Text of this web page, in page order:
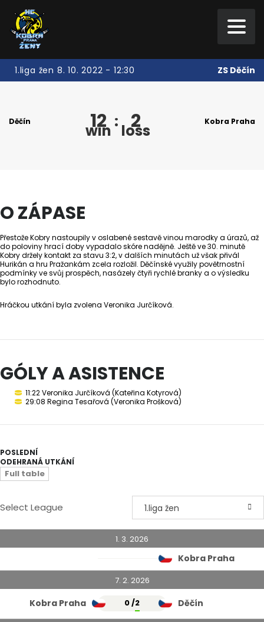
1.liga žen 8. 10. 2022 - 12:30 ZS Děčín
Děčín 12
win : 2
loss Kobra Praha
O ZÁPASE
Přestože Kobry nastoupily v oslabené sestavě vinou marodky a úrazů, až
do poloviny hrací doby vypadalo skóre nadějně. Ještě ve 30. minutě
Kobry držely kontakt za stavu 3:2, v dalších minutách už však přivál
Hurikán a hru Pražankám zcela rozložil. Děčínské využily povětrnostní
podmínky ve svůj prospěch, nasázely čtyři rychlé branky a o výsledku
bylo rozhodnuto.
Hráčkou utkání byla zvolena Veronika Jurčíková.
GÓLY A ASISTENCE
11:22 Veronika Jurčíková (Kateřina Kotyrová)
29:08 Regina Tesařová (Veronika Prošková)
POSLEDNÍ
ODEHRANÁ UTKÁNÍ
Full table
Select League 1.liga žen
1. 3. 2026
Kobra Praha
7. 2. 2026
Kobra Praha 0 /2 Děčín